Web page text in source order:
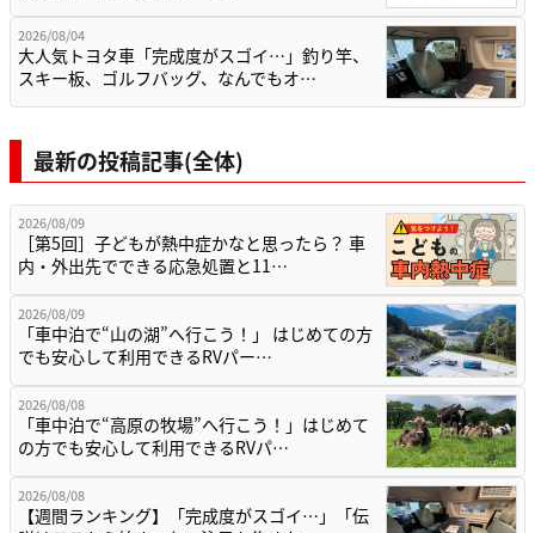
2026/08/04
大人気トヨタ車「完成度がスゴイ…」釣り竿、
スキー板、ゴルフバッグ、なんでもオ…
最新の投稿記事(全体)
2026/08/09
［第5回］子どもが熱中症かなと思ったら？ 車
内・外出先でできる応急処置と11…
2026/08/09
「車中泊で“山の湖”へ行こう！」 はじめての方
でも安心して利用できるRVパー…
2026/08/08
「車中泊で“高原の牧場”へ行こう！」はじめて
の方でも安心して利用できるRVパ…
2026/08/08
【週間ランキング】「完成度がスゴイ…」「伝